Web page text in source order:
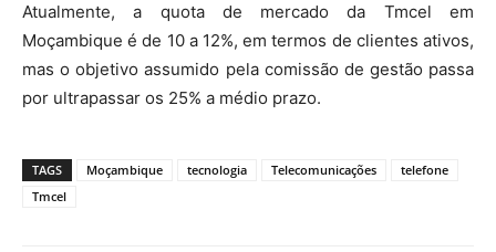
Atualmente, a quota de mercado da Tmcel em
Moçambique é de 10 a 12%, em termos de clientes ativos,
mas o objetivo assumido pela comissão de gestão passa
por ultrapassar os 25% a médio prazo.
TAGS Moçambique tecnologia Telecomunicações
telefone
Tmcel